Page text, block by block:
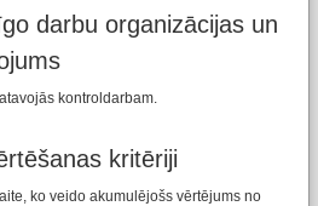
darbu organizācijas un
kontroldarbam.
kritēriji
ko veido akumulējošs vērtējums no